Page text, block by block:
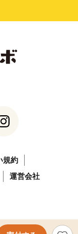
規約
運営会社